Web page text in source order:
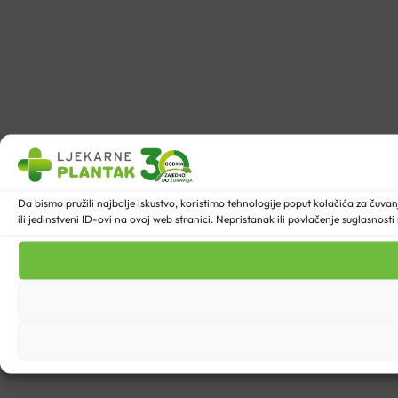
Da bismo pružili najbolje iskustvo, koristimo tehnologije poput kolačića za
ili jedinstveni ID-ovi na ovoj web stranici. Nepristanak ili povlačenje